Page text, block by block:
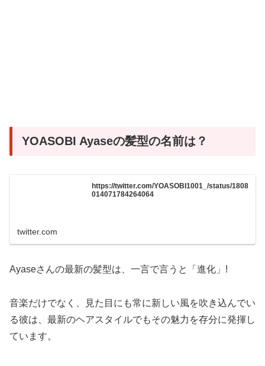
YOASOBI Ayaseの髪型の名前は？
https://twitter.com/YOASOBI1001_/status/1808
014071784264064
twitter.com
Ayaseさんの最新の髪型は、一言で言うと「進化」!
音楽だけでなく、見た目にも常に新しい風を吹き込んでい
る彼は、最新のヘアスタイルでもその魅力を存分に発揮し
ています。